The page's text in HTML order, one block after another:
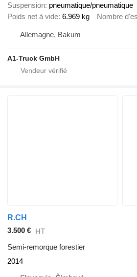
Suspension pneumatique/pneumatique
Poids net à vide 6.969 kg Nombre
Allemagne, Bakum
A1-Truck GmbH
R.CH
3.500 € HT
Semi-remorque forestier
2014